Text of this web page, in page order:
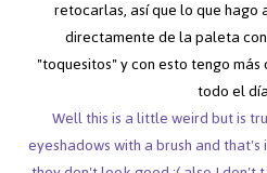
retocarlas, así que lo que
directamente de la paleta
"toquesitos" y con esto tengo
todo el
Well this is a little weird but is
eyeshadows with a brush and